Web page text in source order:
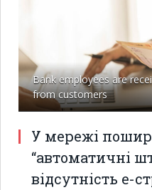
Bank employees are
from customers
У мережі
“автоматичні
відсутність е-